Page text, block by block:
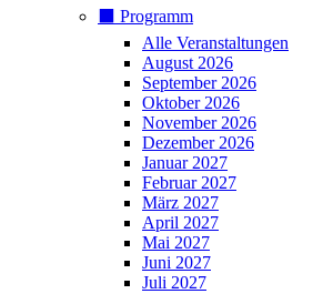
⬛️ Programm
Alle Veranstaltungen
August 2026
September 2026
Oktober 2026
November 2026
Dezember 2026
Januar 2027
Februar 2027
März 2027
April 2027
Mai 2027
Juni 2027
Juli 2027